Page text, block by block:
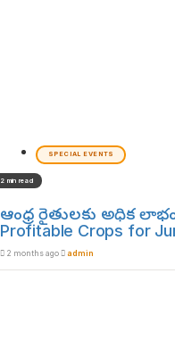
SPECIAL EVENTS
2 min read
ఆంధ్ర రైతులకు అధిక
Profitable Crops for
2 months ago admin